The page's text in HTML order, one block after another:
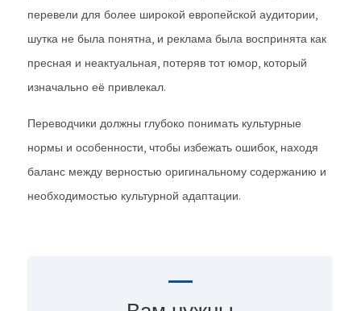
перевели для более широкой европейской аудитории,
шутка не была понятна, и реклама была воспринята как
пресная и неактуальная, потеряв тот юмор, который
изначально её привлекал.
Переводчики должны глубоко понимать культурные
нормы и особенности, чтобы избежать ошибок, находя
баланс между верностью оригинальному содержанию и
необходимостью культурной адаптации.